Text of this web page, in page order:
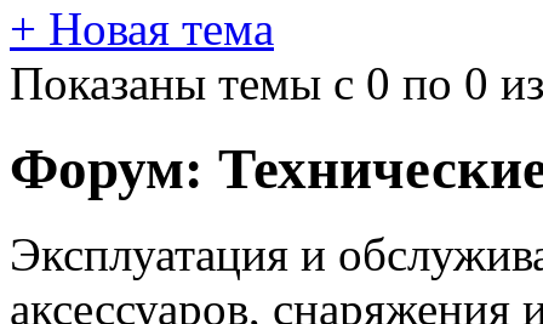
+ Новая тема
Показаны темы с 0 по 0
Форум:
Эксплуатация и
аксессуаров,